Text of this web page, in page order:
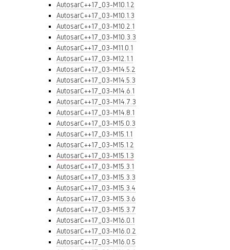
AutosarC++17_03-M10.1.2
AutosarC++17_03-M10.1.3
AutosarC++17_03-M10.2.1
AutosarC++17_03-M10.3.3
AutosarC++17_03-M11.0.1
AutosarC++17_03-M12.1.1
AutosarC++17_03-M14.5.2
AutosarC++17_03-M14.5.3
AutosarC++17_03-M14.6.1
AutosarC++17_03-M14.7.3
AutosarC++17_03-M14.8.1
AutosarC++17_03-M15.0.3
AutosarC++17_03-M15.1.1
AutosarC++17_03-M15.1.2
AutosarC++17_03-M15.1.3
AutosarC++17_03-M15.3.1
AutosarC++17_03-M15.3.3
AutosarC++17_03-M15.3.4
AutosarC++17_03-M15.3.6
AutosarC++17_03-M15.3.7
AutosarC++17_03-M16.0.1
AutosarC++17_03-M16.0.2
AutosarC++17_03-M16.0.5